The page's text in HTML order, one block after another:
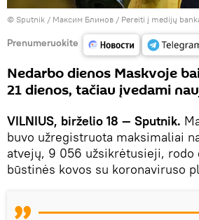
© Sputnik / Максим Блинов / Pereiti į medijų
Prenumeruokite
Nedarbo dienos Maskvoje
21 dienos, tačiau įvedami
VILNIUS, birželio 18 — Sputnik.
buvo užregistruota maksimaliai
atvejų, 9 056 užsikrėtusieji, rodo
būstinės kovos su koronaviruso